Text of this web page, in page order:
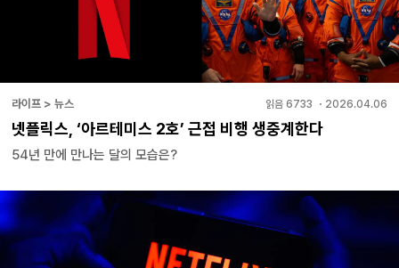
라이프 > 뉴스 읽음 6733 ・ 2026.04.06
넷플릭스, ‘아르테미스 2호’ 근접 비행 생중계한다
54년 만에 만나는 달의 모습은?